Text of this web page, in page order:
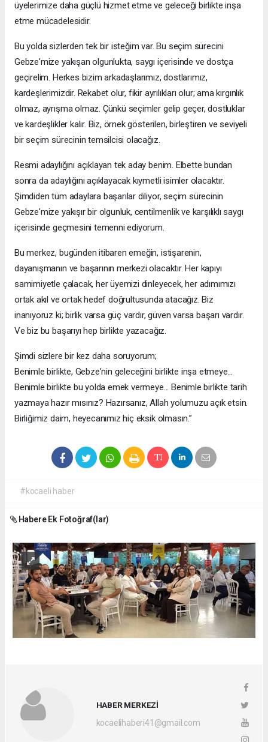
üyelerimize daha güçlü hizmet etme ve geleceği birlikte inşa
etme mücadelesidir.
Bu yolda sizlerden tek bir isteğim var. Bu seçim sürecini
Gebze'mize yakışan olgunlukta, saygı içerisinde ve dostça
geçirelim. Herkes bizim arkadaşlarımız, dostlarımız,
kardeşlerimizdir. Rekabet olur, fikir ayrılıkları olur; ama kırgınlık
olmaz, ayrışma olmaz. Çünkü seçimler gelip geçer, dostluklar
ve kardeşlikler kalır. Biz, örnek gösterilen, birleştiren ve seviyeli
bir seçim sürecinin temsilcisi olacağız.
Resmi adaylığını açıklayan tek aday benim. Elbette bundan
sonra da adaylığını açıklayacak kıymetli isimler olacaktır.
Şimdiden tüm adaylara başarılar diliyor, seçim sürecinin
Gebze'mize yakışır bir olgunluk, centilmenlik ve karşılıklı saygı
içerisinde geçmesini temenni ediyorum.
Bu merkez, bugünden itibaren emeğin, istişarenin,
dayanışmanın ve başarının merkezi olacaktır. Her kapıyı
samimiyetle çalacak, her üyemizi dinleyecek, her adımımızı
ortak akıl ve ortak hedef doğrultusunda atacağız. Biz
inanıyoruz ki; birlik varsa güç vardır, güven varsa başarı vardır.
Ve biz bu başarıyı hep birlikte yazacağız.
Şimdi sizlere bir kez daha soruyorum;
Benimle birlikte, Gebze'nin geleceğini birlikte inşa etmeye...
Benimle birlikte bu yolda emek vermeye... Benimle birlikte tarih
yazmaya hazır mısınız? Hazırsanız, Allah yolumuzu açık etsin.
Birliğimiz daim, heyecanımız hiç eksik olmasın.”
#kocaeli haber
Habere Ek Fotoğraf(lar)
HABER MERKEZİ
kocaelihaberi41@gmail.com